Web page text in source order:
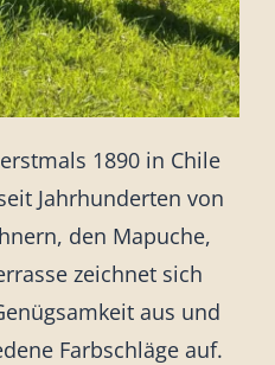
1890 in Chile
Jahrhunderten von
den Mapuche,
zeichnet sich
aus und
Farbschläge auf.